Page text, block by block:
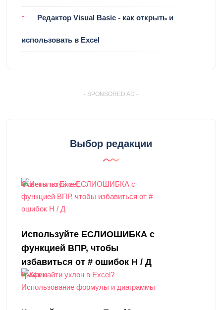
Редактор Visual Basic - как открыть и
использовать в Excel
- SPONSORED AD -
Выбор редакции
Советы по Excel
Используйте ЕСЛИОШИБКА с
функцией ВПР, чтобы
избавиться от # ошибок Н / Д
График